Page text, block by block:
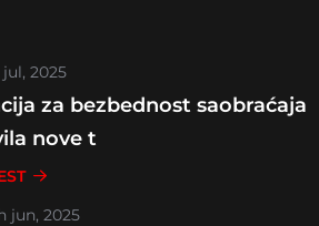
2025
za bezbednost saobraćaja
nove t
jun, 2025